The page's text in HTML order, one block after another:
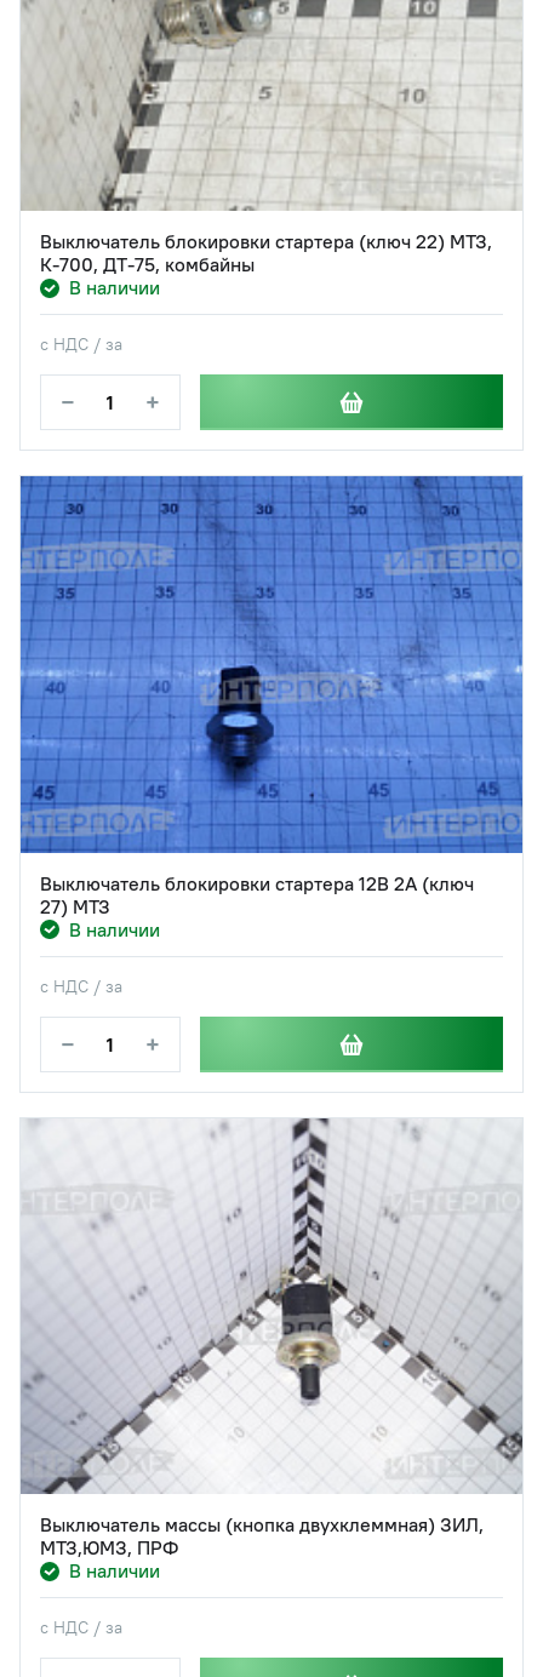
Выключатель блокировки стартера (ключ 22) МТЗ,
К-700, ДТ-75, комбайны
В наличии
с НДС / за
− +
Выключатель блокировки стартера 12В 2А (ключ
27) МТЗ
В наличии
с НДС / за
− +
Выключатель массы (кнопка двухклеммная) ЗИЛ,
МТЗ,ЮМЗ, ПРФ
В наличии
с НДС / за